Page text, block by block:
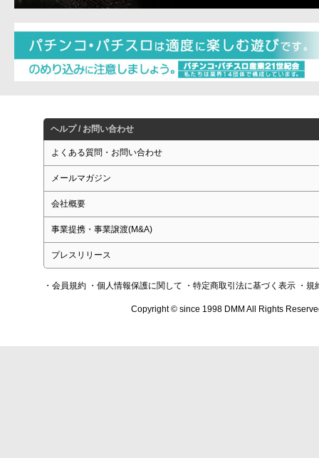
ヘルプ / お問い合わせ
よくある質問・お問い合わせ
メールマガジン
会社概要
事業提携・事業譲渡(M&A)
プレスリリース
・会員規約 ・個人情報保護に関して ・特定商取引法に基づく表示 ・規
Copyright © since 1998 DMM All Rights